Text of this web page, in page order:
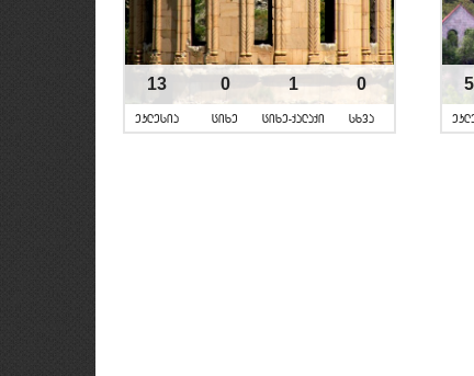
13
eklesia
0
cixe
1
cixe-qalaqi
0
sxva